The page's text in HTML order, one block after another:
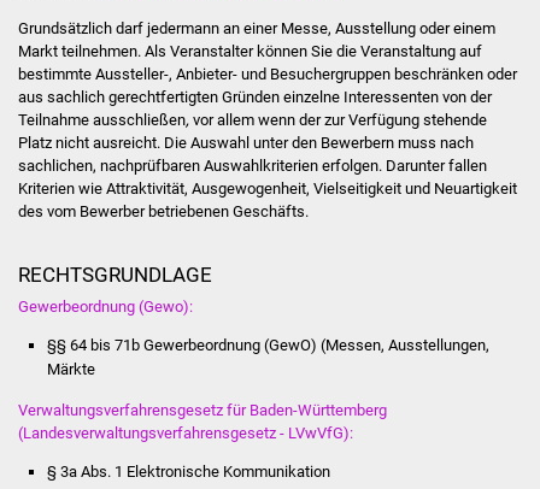
Stadtseniorenrat
Sommerwochen für
Ältere
Seniorenwohn- und
Familientreff
Kinder und Jugendliche
Schülerferienprogramm
Grundsätzlich darf jedermann an einer Messe, Ausstellung oder einem
Markt teilnehmen. Als Veranstalter können Sie die Veranstaltung auf
bestimmte Aussteller-, Anbieter- und Besuchergruppen beschränken oder
aus sachlich gerechtfertigten Gründen einzelne Interessenten von der
Teilnahme ausschließen,vor allem wenn der zur Verfügung stehende
Platz nicht ausreicht. Die Auswahl unter den Bewerbern muss nach
sachlichen, nachprüfbaren Auswahlkriterien erfolgen. Darunter fallen
Kriterien wie Attraktivität, Ausgewogenheit, Vielseitigkeit und Neuartigkeit
des vom Bewerber betriebenen Geschäfts.
RECHTSGRUNDLAGE
Gewerbeordnung (Gewo):
§§ 64 bis 71b Gewerbeordnung (GewO) (Messen, Ausstellungen,
Märkte
Verwaltungsverfahrensgesetz für Baden-Württemberg
(Landesverwaltungsverfahrensgesetz - LVwVfG):
§ 3a Abs. 1 Elektronische Kommunikation